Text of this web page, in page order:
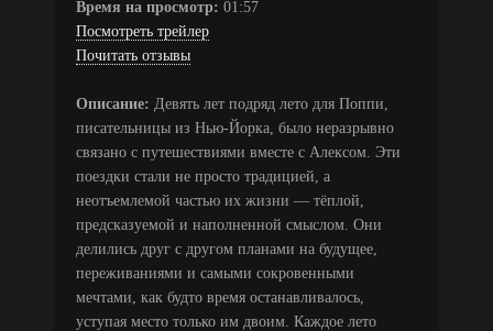
Время на просмотр: 01:57
Посмотреть трейлер
Почитать отзывы
Описание: Девять лет подряд лето для Поппи,
писательницы из Нью-Йорка, было неразрывно
связано с путешествиями вместе с Алексом. Эти
поездки стали не просто традицией, а
неотъемлемой частью их жизни — тёплой,
предсказуемой и наполненной смыслом. Они
делились друг с другом планами на будущее,
переживаниями и самыми сокровенными
мечтами, как будто время останавливалось,
уступая место только им двоим. Каждое лето